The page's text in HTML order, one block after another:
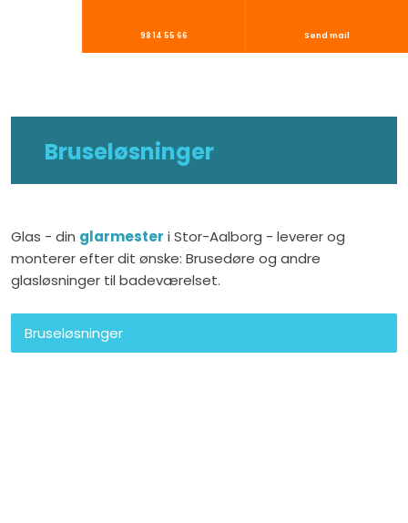
98 14 55 66 Send mail
​Bruseløsninger​
​Glas - din glarmester i Stor-Aalborg - leverer og
monterer efter dit ønske: Brusedøre og andre
glasløsninger til badeværelset.
Bruseløsninger